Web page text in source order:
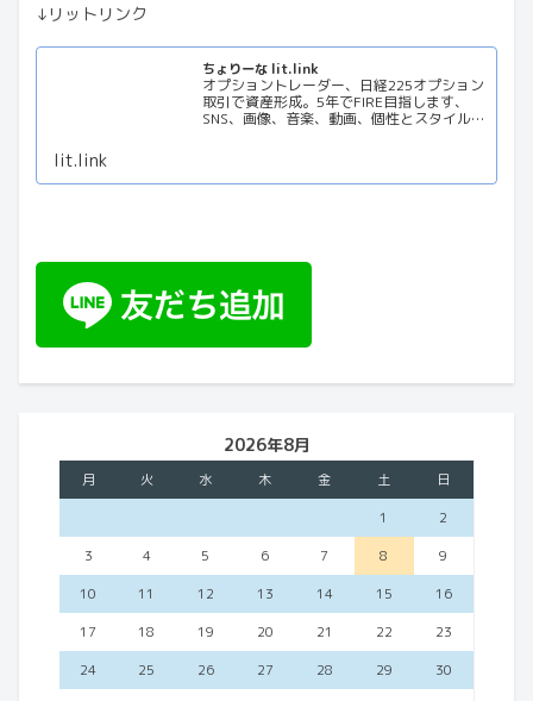
↓リットリンク
ちょりーな lit.link
オプショントレーダー、日経225オプション
取引で資産形成。5年でFIRE目指します、
SNS、画像、音楽、動画、個性とスタイルを
lit.link
2026年8月
月 火 水 木 金 土
日
1
2
3
4 5 6 7 8
9
10
11 12 13 14 15
16
17
18 19 20 21 22
23
24
25 26 27 28 29
30